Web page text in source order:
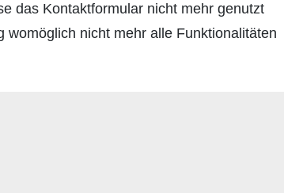
das Kontaktformular nicht mehr genutzt
nicht mehr alle Funktionalitäten